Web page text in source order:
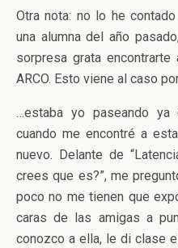
Otra nota: no lo he
una alumna del año
sorpresa grata
ARCO. Esto viene al caso
…estaba yo paseando ya
cuando me encontré a
nuevo. Delante de
crees que es?”, me
poco no me tienen que
caras de las amigas a
conozco a ella, le di clase